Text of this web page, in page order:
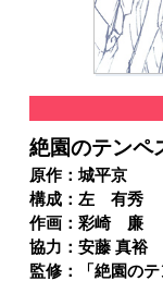
絶園のテン
原作：城平京
構成：左 有秀
作画：彩崎 廉
協力：安藤 真裕
監修：「絶園の